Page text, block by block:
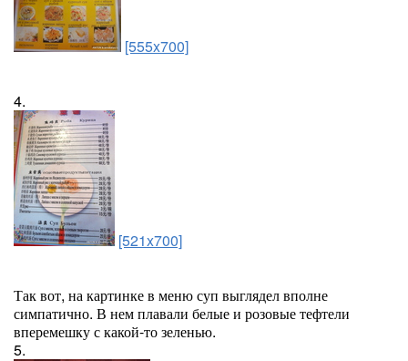
[555x700]
4.
[521x700]
Так вот, на картинке в меню суп выглядел вполне
симпатично. В нем плавали белые и розовые тефтели
вперемешку с какой-то зеленью.
5.